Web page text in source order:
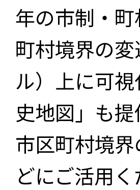
年の市制・
町村境界の
ル）上に可
史地図」も
市区町村境
どにご活用